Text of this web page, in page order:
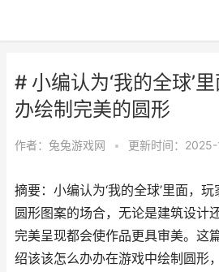
# 小编认为‘我的全球’
办绘制完美的圆形
作者： 兔兔游戏网 • 更新时间：2025-
摘要：小编认为‘我的全球’里面，
圆形图案的场合，无论是建筑设计
完美呈现都会使作品更具审美。这
绍该该怎么办办在游戏中绘制圆形